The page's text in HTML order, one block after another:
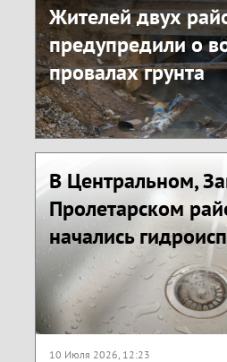
Жителей двух
предупредили о
провалах грунта
В Центральном,
Пролетарском
начались
10 Июля 2026, 12:23